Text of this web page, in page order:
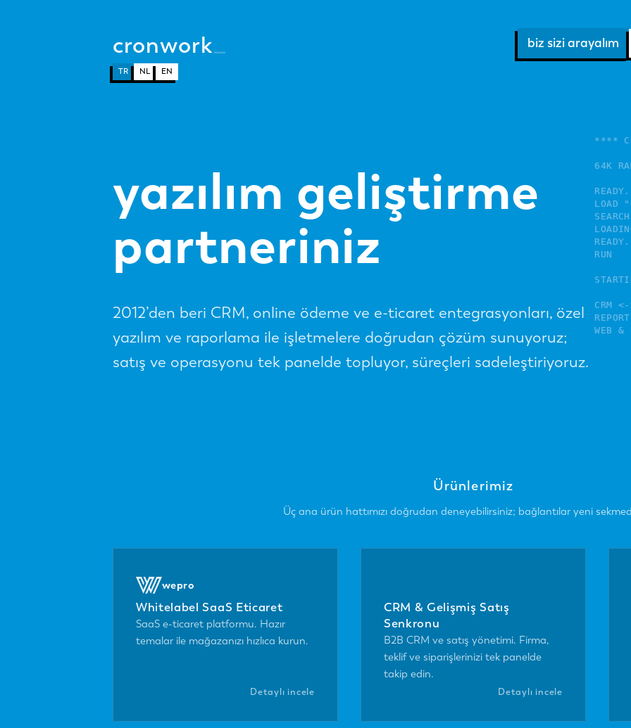
cronwork_
TR NL EN
biz sizi arayalım
****
64K
READY.
LOAD
READY.
RUN
CRM
WEB
yazılım geliştirme
partneriniz
2012’den beri CRM, online ödeme ve e-ticaret entegrasyonları, özel
yazılım ve raporlama ile işletmelere doğrudan çözüm sunuyoruz;
satış ve operasyonu tek panelde topluyor, süreçleri sadeleştiriyoruz.
Ürünlerimiz
Üç ana ürün hattımızı doğrudan deneyebilirsiniz; bağlantılar yeni
wepro
Whitelabel SaaS Eticaret
SaaS e-ticaret platformu. Hazır
temalar ile mağazanızı hızlıca kurun.
Detaylı incele
CRM & Gelişmiş Satış
Senkronu
B2B CRM ve satış yönetimi. Firma,
teklif ve siparişlerinizi tek panelde
takip edin.
Detaylı incele